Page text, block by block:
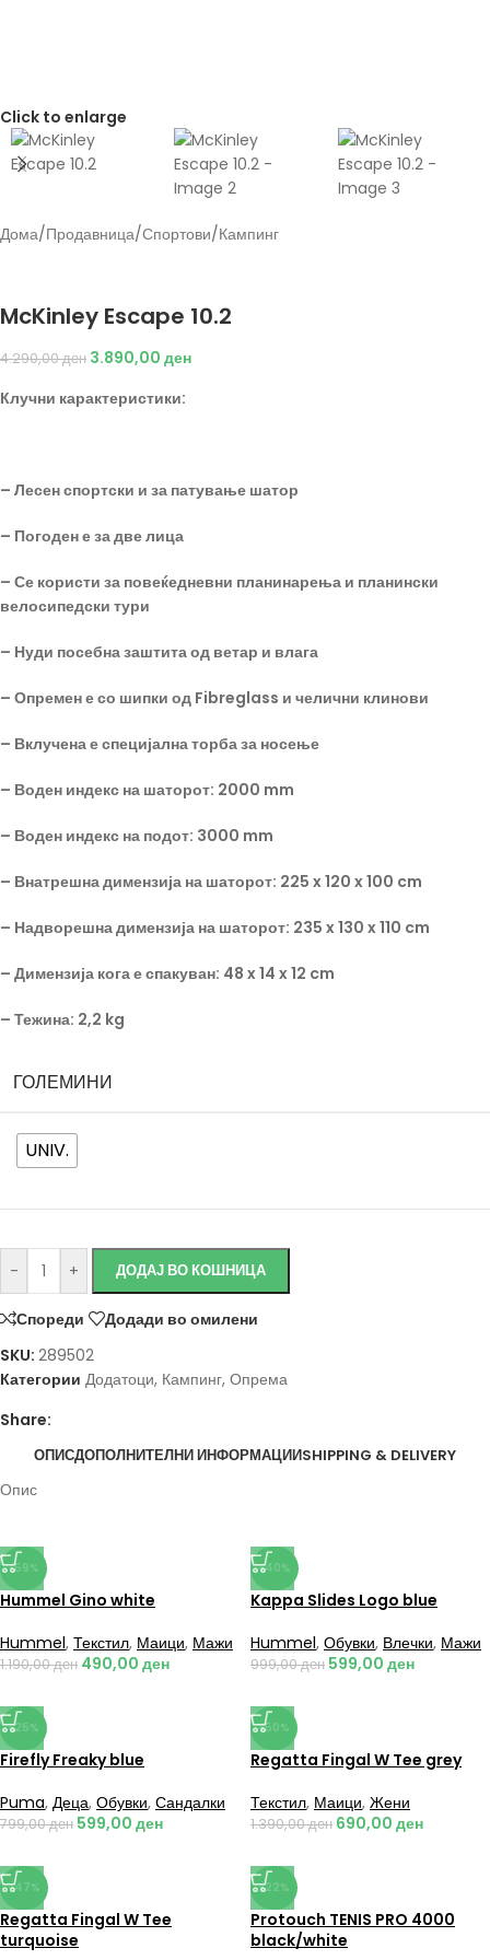
Click to enlarge
Дома/Продавница/Спортови/Кампинг
McKinley Escape 10.2
4.290,00ден 3.890,00 ден
Клучни карактеристики:
– Лесенспортски и за патување шатор
– Погоден е за две лица
– Се користи за повеќедневни планинарења и планински
велосипедски тури
– Нуди посебна заштита од ветар и влага
– Опремен е со шипки од Fibreglass и челични клинови
– Вклучена е специјална торба за носење
– Воден индекс на шаторот: 2000 mm
– Воден индекс на подот: 3000 mm
– Внатрешна димензија на шаторот: 225 x 120 x 100 cm
– Надворешна димензија на шаторот: 235 x 130 x 110 cm
– Димензија кога е спакуван: 48 x 14 x 12 cm
– Тежина: 2,2 kg
ГОЛЕМИНИ
UNIV.
- + ДОДАЈ ВО КОШНИЦА
Спореди
Додади во омилени
SKU: 289502
Категории Додатоци, Кампинг, Опрема
Share:
ОПИСДОПОЛНИТЕЛНИ ИНФОРМАЦИИSHIPPING & DELIVERY
Опис
-59%
Hummel Gino white
Hummel, Текстил, Маици, Мажи
1.190,00ден 490,00 ден
-40%
Kappa Slides Logo blue
Hummel, Обувки, Влечки, Мажи
999,00ден 599,00 ден
-25%
Firefly Freaky blue
Puma, Деца, Обувки, Сандалки
799,00ден 599,00 ден
-50%
Regatta Fingal W Tee grey
Текстил, Маици, Жени
1.390,00ден 690,00 ден
-47%
Regatta Fingal W Tee
turquoise
-22%
Protouch TENIS PRO 4000
black/white